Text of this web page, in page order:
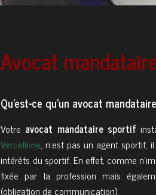
Avocat
Qu'est-ce qu'un avocat
Votre avocat mandataire sportif
Vercellone, n’est pas un agent sportif,
intérêts du sportif. En effet, comme
fixée par la profession mais
(obligation de communication).